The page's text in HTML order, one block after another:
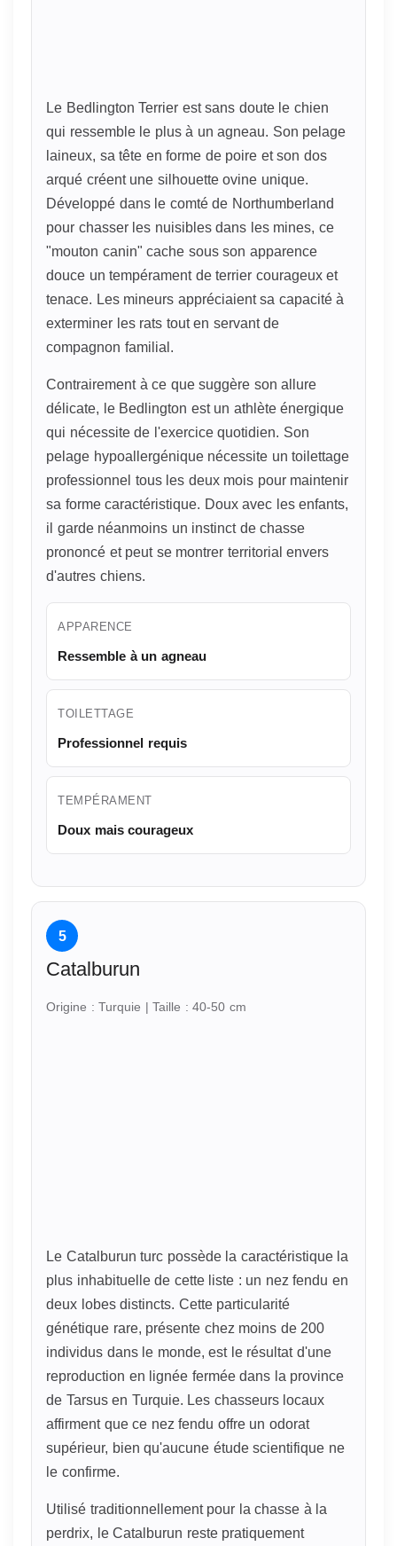
Le Bedlington Terrier est sans doute le chien
qui ressemble le plus à un agneau. Son pelage
laineux, sa tête en forme de poire et son dos
arqué créent une silhouette ovine unique.
Développé dans le comté de Northumberland
pour chasser les nuisibles dans les mines, ce
"mouton canin" cache sous son apparence
douce un tempérament de terrier courageux et
tenace. Les mineurs appréciaient sa capacité à
exterminer les rats tout en servant de
compagnon familial.
Contrairement à ce que suggère son allure
délicate, le Bedlington est un athlète énergique
qui nécessite de l'exercice quotidien. Son
pelage hypoallergénique nécessite un toilettage
professionnel tous les deux mois pour maintenir
sa forme caractéristique. Doux avec les enfants,
il garde néanmoins un instinct de chasse
prononcé et peut se montrer territorial envers
d'autres chiens.
APPARENCE
Ressemble à un agneau
TOILETTAGE
Professionnel requis
TEMPÉRAMENT
Doux mais courageux
5
Catalburun
Origine : Turquie | Taille : 40-50 cm
Le Catalburun turc possède la caractéristique la
plus inhabituelle de cette liste : un nez fendu en
deux lobes distincts. Cette particularité
génétique rare, présente chez moins de 200
individus dans le monde, est le résultat d'une
reproduction en lignée fermée dans la province
de Tarsus en Turquie. Les chasseurs locaux
affirment que ce nez fendu offre un odorat
supérieur, bien qu'aucune étude scientifique ne
le confirme.
Utilisé traditionnellement pour la chasse à la
perdrix, le Catalburun reste pratiquement